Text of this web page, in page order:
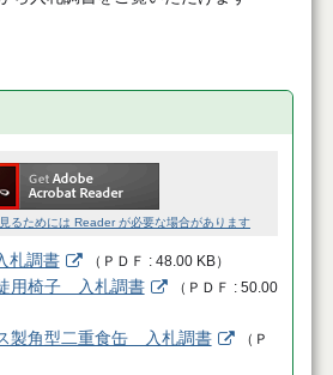
るためには Reader が必要な場合があります
調書 （ ＰＤＦ 48.00 KB）
用椅子 入札調書 （ ＰＤＦ
50.00
製角型二重食缶 入札調書 （ Ｐ